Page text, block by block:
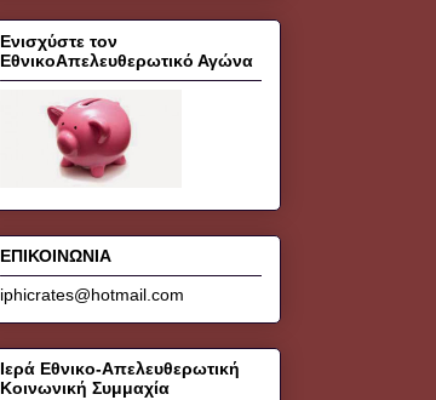
Ενισχύστε τον
ΕθνικοΑπελευθερωτικό Αγώνα
ΕΠΙΚΟΙΝΩΝΙΑ
iphicrates@hotmail.com
Ιερά Εθνικο-Απελευθερωτική
Κοινωνική Συμμαχία